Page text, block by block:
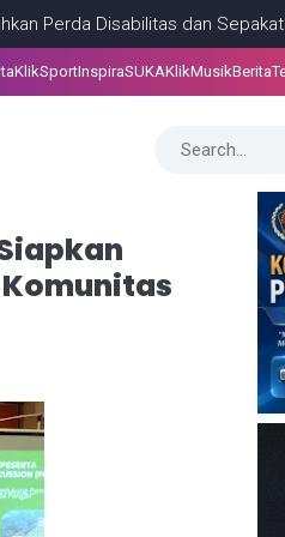
dan Sepakati
KlikSportInspiraSUKAKlikMusikBerita